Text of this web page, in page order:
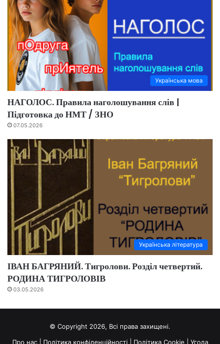
Українська мова
НАГОЛОС. Правила наголошування слів |
Підготовка до НМТ / ЗНО
07.05.2026
Українська література
ІВАН БАГРЯНИЙ. Тигролови. Розділ четвертий.
РОДИНА ТИГРОЛОВІВ
03.05.2026
© Copyright 2026, Всі права захищені.
Про нас
Політика конфіденційності Політика Cookie Угода